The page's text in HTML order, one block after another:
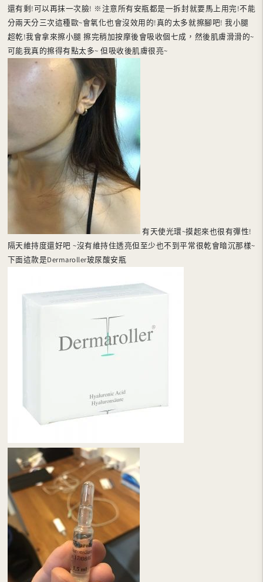
還有剩!可以再抹一次臉! ※注意所有安瓶都是一拆封就要馬上用完!不能
分兩天分三次這種歐~會氧化也會沒效用的!真的太多就擦腳吧! 我小腿
超乾!我會拿來擦小腿 擦完稍加按摩後會吸收個七成，然後肌膚滑滑的~
可能我真的擦得有點太多~ 但吸收後肌膚很亮~
有天使光環~摸起來也很有彈性!
隔天維持度還好吧 ~沒有維持住透亮但至少也不到平常很乾會暗沉那樣~
下面這款是Dermaroller玻尿酸安瓶